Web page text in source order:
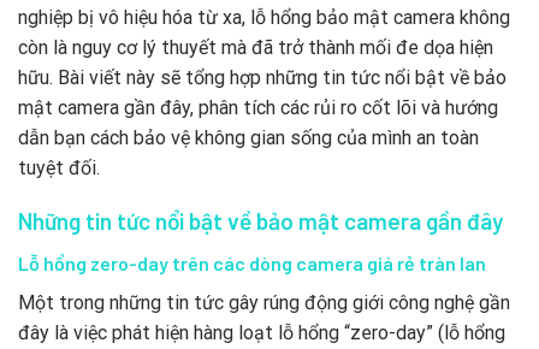
nghiệp bị vô hiệu hóa từ xa, lỗ hổng bảo mật camera không
còn là nguy cơ lý thuyết mà đã trở thành mối đe dọa hiện
hữu. Bài viết này sẽ tổng hợp những tin tức nổi bật về bảo
mật camera gần đây, phân tích các rủi ro cốt lõi và hướng
dẫn bạn cách bảo vệ không gian sống của mình an toàn
tuyệt đối.
Những tin tức nổi bật về bảo mật camera gần đây
Lỗ hổng zero-day trên các dòng camera giá rẻ tràn lan
Một trong những tin tức gây rúng động giới công nghệ gần
đây là việc phát hiện hàng loạt lỗ hổng “zero-day” (lỗ hổng